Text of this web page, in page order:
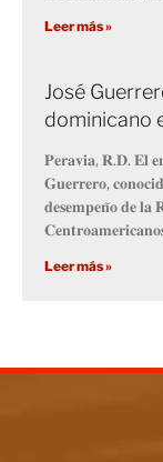
Leer más »
José
dominicano
𝐏𝐞𝐫𝐚𝐯𝐢𝐚, 𝐑.𝐃. 𝐄𝐥
𝐆𝐮𝐞𝐫𝐫𝐞𝐫𝐨,
𝐝𝐞𝐬𝐞𝐦𝐩𝐞𝐧̃𝐨 𝐝𝐞 𝐥𝐚
Leer más »